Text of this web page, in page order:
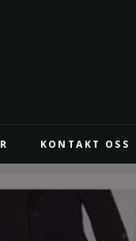
KONTAKT OSS